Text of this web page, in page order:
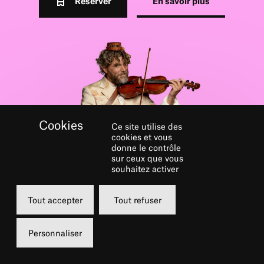
Ce site utilise des
cookies et vous
donne le contrôle
sur ceux que vous
souhaitez activer
Tout accepter Tout refuser
Personnaliser